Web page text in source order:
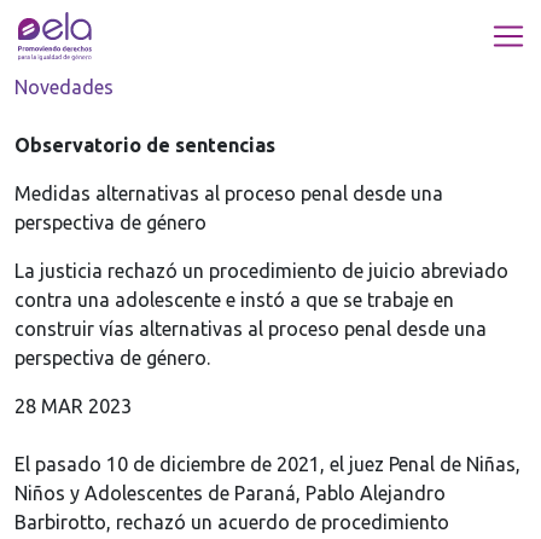
Novedades
Observatorio de sentencias
Medidas alternativas al proceso penal desde una
perspectiva de género
La justicia rechazó un procedimiento de juicio abreviado
contra una adolescente e instó a que se trabaje en
construir vías alternativas al proceso penal desde una
perspectiva de género.
28 MAR 2023
El pasado 10 de diciembre de 2021, el juez Penal de Niñas,
Niños y Adolescentes de Paraná, Pablo Alejandro
Barbirotto, rechazó un acuerdo de procedimiento